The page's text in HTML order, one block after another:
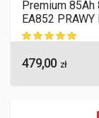
Premium 85Ah
EA852 PRAWY
ocen klientów
479,00 zł